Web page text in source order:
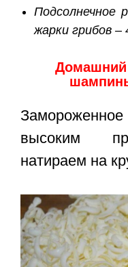
Подсолнечное
жарки грибов –
высоким
натираем на